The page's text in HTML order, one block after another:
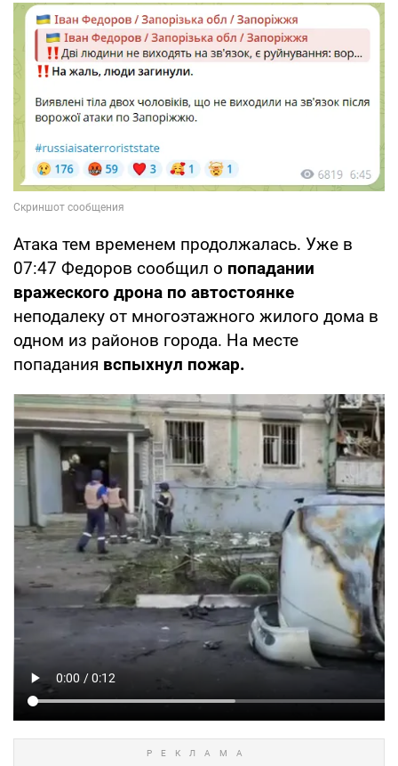
Атака тем временем продолжалась. Уже в
07:47 Федоров сообщил о попадании
вражеского дрона по автостоянке
неподалеку от многоэтажного жилого дома в
одном из районов города. На месте
попадания вспыхнул пожар.